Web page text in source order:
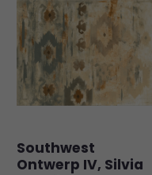
Southwest
Ontwerp IV, Silvia